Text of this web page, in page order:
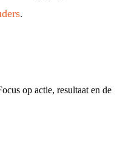
.
op actie, resultaat en de